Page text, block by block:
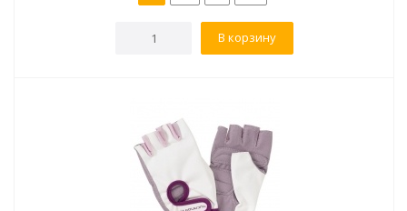
В корзину